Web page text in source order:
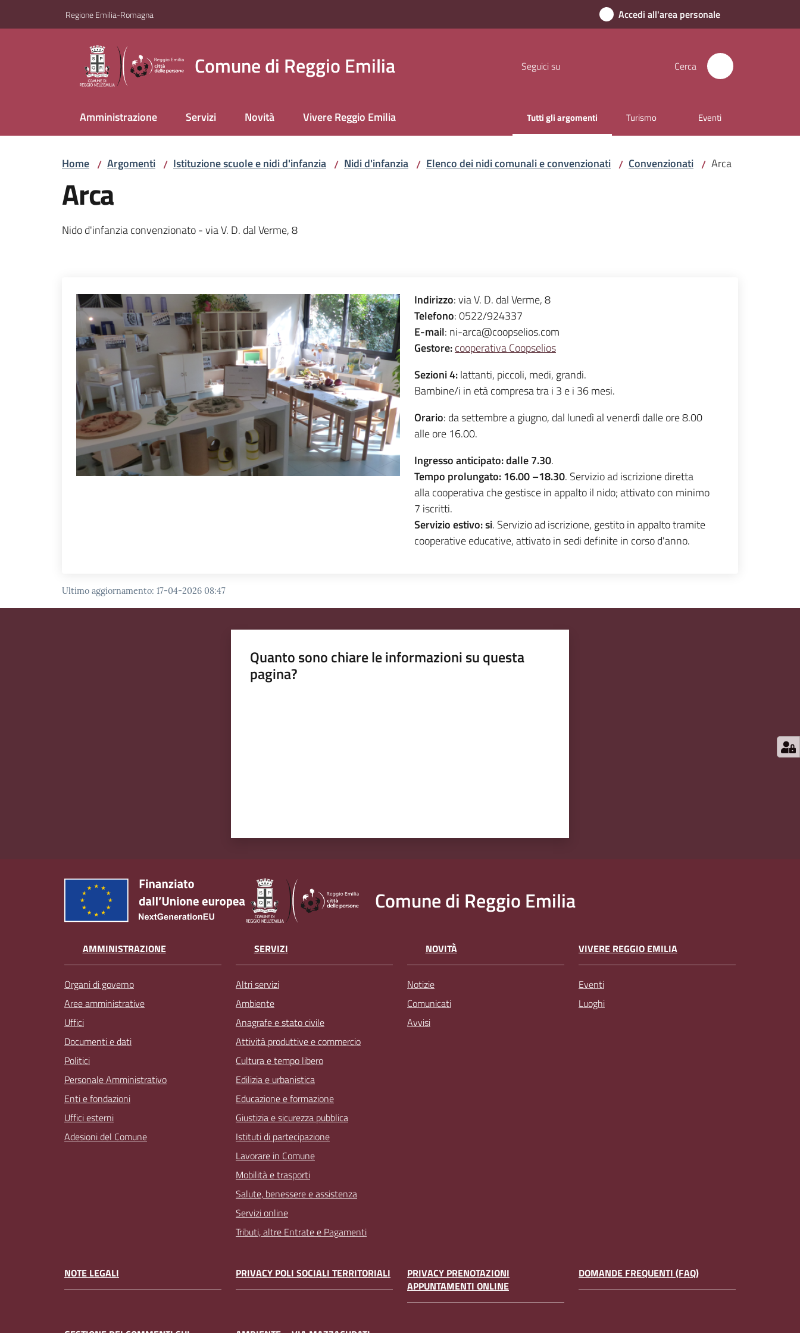
Regione Emilia-Romagna Accedi all'area personale
Comune di Reggio Emilia Seguici su Cerca
Amministrazione Servizi Novità Vivere Reggio Emilia Tutti gli argomenti
Menu selezionato Turismo Eventi
Home / Argomenti / Istituzione scuole e nidi d'infanzia / Nidi d'infanzia / Elenco dei nidi comunali e convenzionati / Convenzionati / Arca
Arca
Nido d'infanzia convenzionato - via V. D. dal Verme, 8
Indirizzo: via V. D. dal Verme, 8
Telefono: 0522/924337
E-mail: ni-arca@coopselios.com
Gestore:cooperativa Coopselios
Sezioni4:lattanti, piccoli, medi, grandi.
Bambine/i in età compresa tra i 3 e i 36 mesi.
Orario: da settembre a giugno, dal lunedì al venerdì dalle ore 8.00
alle ore 16.00.
Ingresso anticipato:dalle 7.30.
Tempo prolungato:16.00 –18.30. Servizio ad iscrizione diretta
alla cooperativa che gestisce in appalto il nido; attivato con minimo
7 iscritti.
Servizio estivo:si. Servizio ad iscrizione, gestito in appalto tramite
cooperative educative, attivato in sedi definite in corso d'anno.
Ultimo aggiornamento: 17-04-2026 08:47
Quanto sono chiare le informazioni su questa
pagina?
Comune di Reggio Emilia
AMMINISTRAZIONE
Organi di governo
Aree amministrative
Uffici
Documenti e dati
Politici
Personale Amministrativo
Enti e fondazioni
Uffici esterni
Adesioni del Comune
SERVIZI
Altri servizi
Ambiente
Anagrafe e stato civile
Attività produttive e commercio
Cultura e tempo libero
Edilizia e urbanistica
Educazione e formazione
Giustizia e sicurezza pubblica
Istituti di partecipazione
Lavorare in Comune
Mobilità e trasporti
Salute, benessere e assistenza
Servizi online
Tributi, altre Entrate e Pagamenti
NOVITÀ
Notizie
Comunicati
Avvisi
VIVERE REGGIO EMILIA
Eventi
Luoghi
NOTE LEGALI PRIVACY POLI SOCIALI TERRITORIALI
PRIVACY PRENOTAZIONI
APPUNTAMENTI ONLINE
DOMANDE FREQUENTI (FAQ)